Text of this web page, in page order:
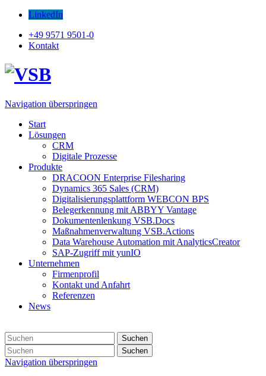
LinkedIn
+49 9571 9501-0
Kontakt
Navigation überspringen
Start
Lösungen
CRM
Digitale Prozesse
Produkte
DRACOON Enterprise Filesharing
Dynamics 365 Sales (CRM)
Digitalisierungsplattform WEBCON BPS
Belegerkennung mit ABBYY Vantage
Dokumentenlenkung VSB.Docs
Maßnahmenverwaltung VSB.Actions
Data Warehouse Automation mit AnalyticsCreator
SAP-Zugriff mit yunIO
Unternehmen
Firmenprofil
Kontakt und Anfahrt
Referenzen
News
Suchen
Suchen
Navigation überspringen